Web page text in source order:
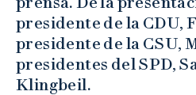
presidente de la CDU,
presidente de la CSU,
presidentes del SPD,
Klingbeil.